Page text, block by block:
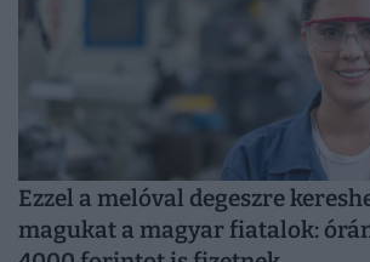
Ezzel a melóval degeszre
magukat a magyar fiatalok: